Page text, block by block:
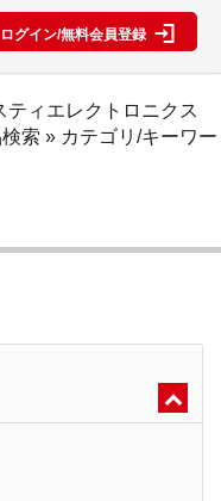
SPECIAL
CONTENT
セミナ
information
e-
e-
ログイン/無料会員登録
ィエレクトロニクス
索 » カテゴリ/キーワ